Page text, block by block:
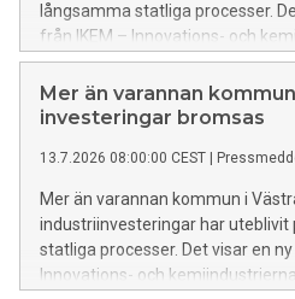
långsamma statliga processer.
från IKEM – Innovations- och
växande kunskaps- och
tillgång till el, infrastruktur och
avgörande för fortsatt utveckling.
Mer än varannan
investeringar bromsas
13.7.2026 08:00:00 CEST
Mer än varannan kommun i
industriinvesteringar har uteblivit
statliga processer. Det visar en
Innovations- och